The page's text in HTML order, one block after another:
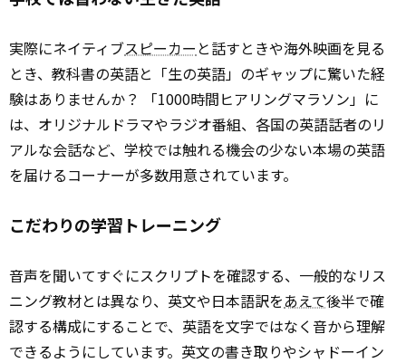
実際にネイティブスピーカー と話すときや海外映画を見る
とき、教科書の英語と「生の英語」のギャップに驚いた経
験はありませんか？ 「1000時間ヒアリングマラソン」に
は、オリジナルドラマやラジオ番組、各国の英語話者のリ
アルな会話など、学校では触れる機会の少ない本場の英語
を届けるコーナーが多数用意されています。
こだわりの学習トレーニング
音声を聞いてすぐにスクリプトを確認する、一般的なリス
ニング教材とは異なり、英文や日本語訳をあえて後半で確
認する構成にすることで、英語を文字ではなく音から理解
できるようにしています。英文の書き取りやシャドーイン